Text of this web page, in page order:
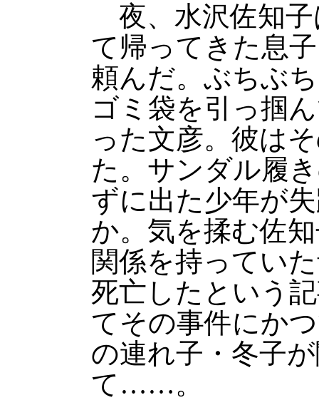
夜、水沢佐知子
て帰ってきた息
頼んだ。ぶちぶ
ゴミ袋を引っ掴
った文彦。彼は
た。サンダル履
ずに出た少年が
か。気を揉む佐
関係を持ってい
死亡したという
てその事件にか
の連れ子・冬子
て……。